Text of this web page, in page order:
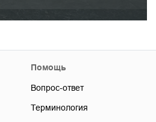
Помощь
Вопрос-ответ
Терминология